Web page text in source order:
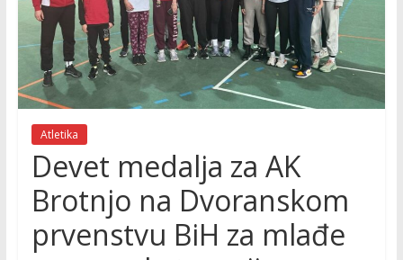
Atletika
Devet medalja za AK
Brotnjo na Dvoranskom
prvenstvu BiH za mlađe